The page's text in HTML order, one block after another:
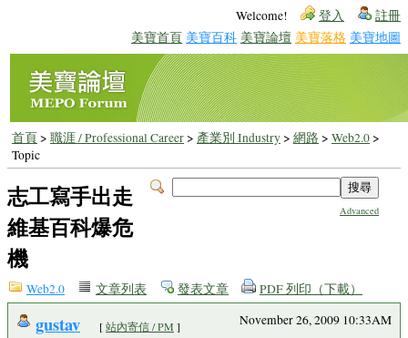
Welcome! 登入 註冊
美寶首頁 美寶百科 美寶論壇 美寶落格 美寶地圖
首頁> 職涯 / Professional Career> 產業別 Industry> 網路 > Web2.0>
Topic
Advanced
志工寫手出走
維基百科爆危
機
Web2.0 文章列表 發表文章 PDF 列印（下載）
gustav [站內寄信 / PM ]
November 26, 2009 10:33AM